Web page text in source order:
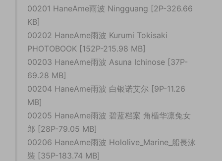
00201 HaneAme雨波 Ningguang [2P-326.66
KB]
00202 HaneAme雨波 Kurumi Tokisaki
PHOTOBOOK [152P-215.98 MB]
00203 HaneAme雨波 Asuna Ichinose [37P-
69.28 MB]
00204 HaneAme雨波 白银诺艾尔 [9P-11.26
MB]
00205 HaneAme雨波 碧蓝档案 角楯华凛兔女
郎 [28P-79.05 MB]
00206 HaneAme雨波 Hololive_Marine_船長泳
裝 [35P-183.74 MB]